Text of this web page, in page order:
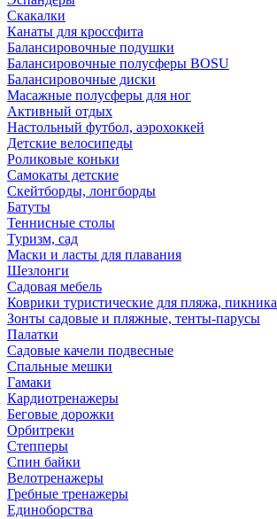
Скакалки
Канаты для кроссфита
Балансировочные подушки
Балансировочные полусферы BOSU
Балансировочные диски
Масажные полусферы для ног
Активный отдых
Настольный футбол, аэрохоккей
Детские велосипеды
Роликовые коньки
Самокаты детские
Скейтборды, лонгборды
Батуты
Теннисные столы
Туризм, сад
Маски и ласты для плавания
Шезлонги
Садовая мебель
Коврики туристические для пляжа, пикника
Зонты садовые и пляжные, тенты-парусы
Палатки
Садовые качели подвесные
Спальные мешки
Гамаки
Кардиотренажеры
Беговые дорожки
Орбитреки
Степперы
Спин байки
Велотренажеры
Гребные тренажеры
Единоборства